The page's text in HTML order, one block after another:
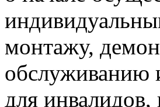
монтажу,
обслуживанию
для